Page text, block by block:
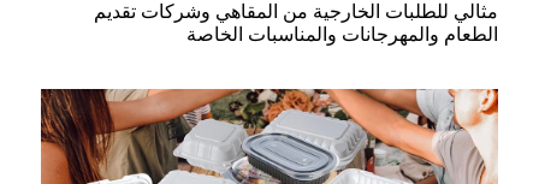
مثالي للطلبات الخارجية من المقاهي وشركات تقديم
الطعام والمهرجانات والمناسبات الخاصة